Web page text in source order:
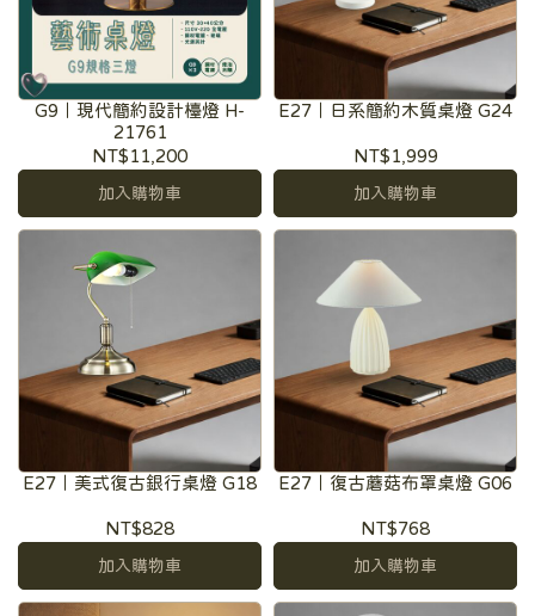
G9｜現代簡約設計檯燈 H-
21761
NT$11,200
加入購物車
E27｜日系簡約木質桌燈 G24
NT$1,999
加入購物車
E27｜美式復古銀行桌燈 G18
NT$828
加入購物車
E27｜復古蘑菇布罩桌燈 G06
NT$768
加入購物車